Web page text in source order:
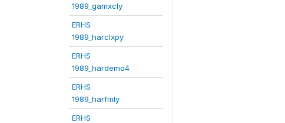
1989_gamxcly
ERHS
1989_harclxpy
ERHS
1989_hardemo4
ERHS
1989_harfmly
ERHS